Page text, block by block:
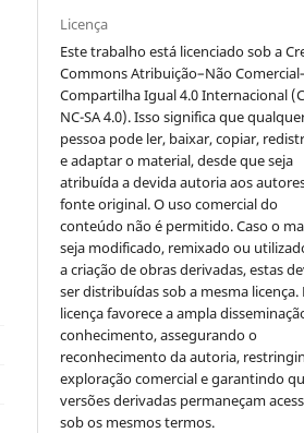
Licença
Este trabalho está licenciado sob a
Commons Atribuição–Não
Compartilha Igual 4.0 Internacional
NC-SA 4.0). Isso significa que
pessoa pode ler, baixar, copiar,
e adaptar o material, desde que seja
atribuída a devida autoria aos
fonte original. O uso comercial do
conteúdo não é permitido. Caso o
seja modificado, remixado ou
a criação de obras derivadas, estas
ser distribuídas sob a mesma licença.
licença favorece a ampla
conhecimento, assegurando o
reconhecimento da autoria,
exploração comercial e garantindo
versões derivadas permaneçam
sob os mesmos termos.